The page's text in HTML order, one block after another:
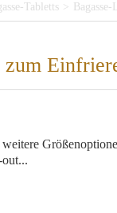
Tabletts >
zum